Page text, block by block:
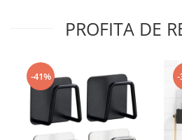
PROFITA DE
-41% -